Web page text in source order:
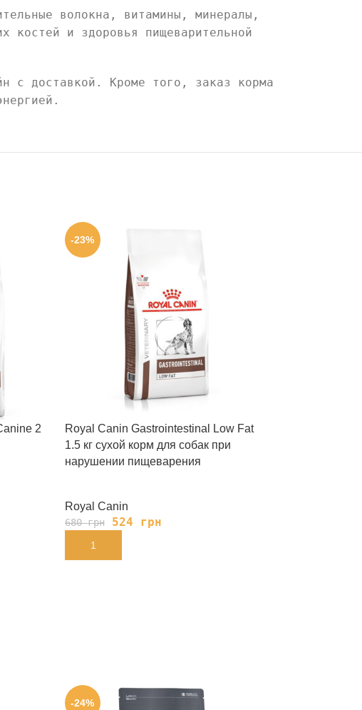
волокна, витамины, минералы,
костей и здоровья пищеварительной
с доставкой. Кроме того, заказ корма
2
-23%
Royal Canin Gastrointestinal Low Fat
1.5 кг сухой корм для собак при
нарушении пищеварения
Royal Canin
680грн 524 грн
В КОРЗИНУ
-24%